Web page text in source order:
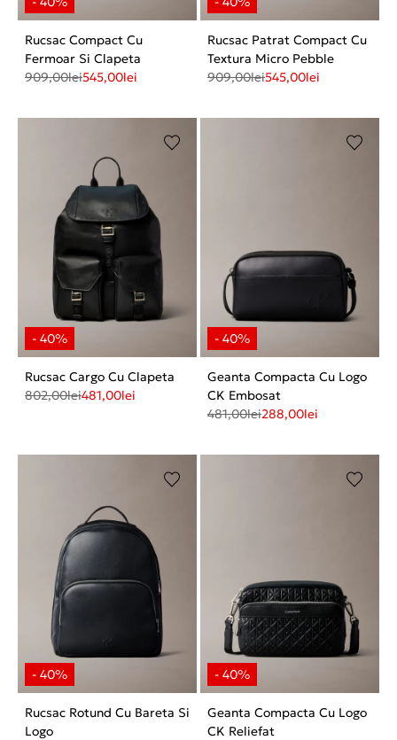
Rucsac Compact Cu
Fermoar Si Clapeta
909,00lei545,00lei
Rucsac Patrat Compact Cu
Textura Micro Pebble
909,00lei545,00lei
Rucsac Cargo Cu Clapeta
802,00lei481,00lei
Geanta Compacta Cu Logo
CK Embosat
481,00lei288,00lei
Rucsac Rotund Cu Bareta Si
Logo
Geanta Compacta Cu Logo
CK Reliefat